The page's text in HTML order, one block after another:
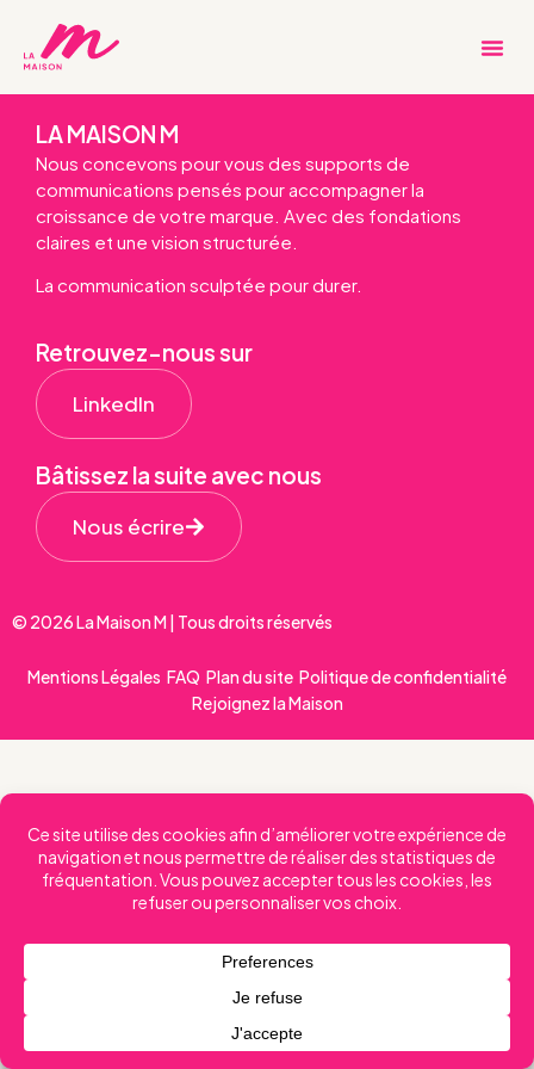
FAQ
LA MAISON M
Nous concevons pour vous des supports de
communications pensés pour accompagner la
croissance de votre marque. Avec des fondations
claires et une vision structurée.
La communication sculptée pour durer.
Retrouvez-nous sur
LinkedIn
Bâtissez la suite avec nous
Nous écrire
© 2026 La Maison M | Tous droits réservés
Mentions Légales FAQ Plan du site Politique de confidentialité
Rejoignez la Maison